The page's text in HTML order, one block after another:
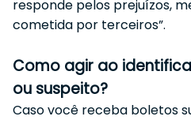
responde pelos prejuízos,
cometida por terceiros”.
Como agir ao
ou suspeito?
Caso você receba boletos